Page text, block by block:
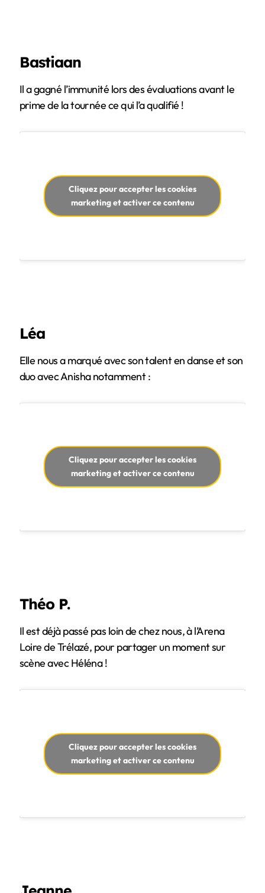
Bastiaan
Il a gagné l’immunité lors des évaluations avant le
prime de la tournée ce qui l’a qualifié !
Cliquez pour accepter les cookies
marketing et activer ce contenu
Léa
Elle nous a marqué avec son talent en danse et son
duo avec Anisha notamment :
Cliquez pour accepter les cookies
marketing et activer ce contenu
Théo P.
Il est déjà passé pas loin de chez nous, à l’Arena
Loire de Trélazé, pour partager un moment sur
scène avec Héléna !
Cliquez pour accepter les cookies
marketing et activer ce contenu